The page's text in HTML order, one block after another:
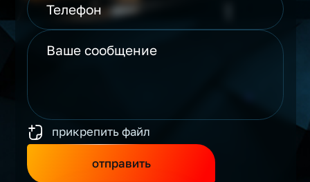
прикрепить файл
отправить